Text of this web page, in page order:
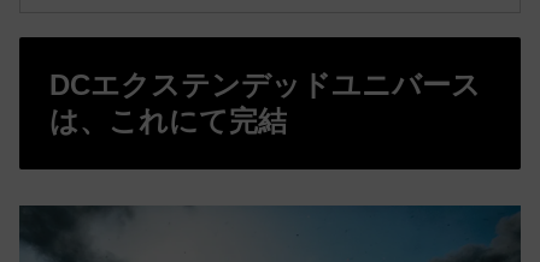
DCエクステンデッドユニバース
は、これにて完結